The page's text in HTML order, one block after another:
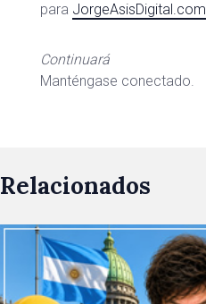
para JorgeAsisDigital.com
Continuará
Manténgase conectado.
Relacionados